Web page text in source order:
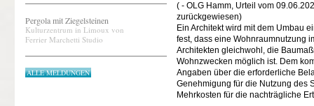
Pergola mit Ziegelsteinen
Kulturzentrum in Limoux von
Ferrier Marchetti Studio
ALLE MELDUNGEN
( - OLG Hamm, Urteil vom
zurückgewiesen)
Ein Architekt wird mit dem Umbau
fest, dass eine Wohnraumnutzung
Architekten gleichwohl, die
Wohnzwecken möglich ist. Dem
Angaben über die erforderliche
Genehmigung für die Nutzung des
Mehrkosten für die nachträgliche